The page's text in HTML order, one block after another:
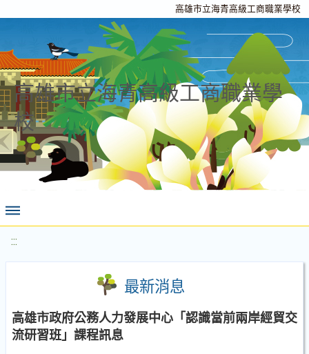
高雄市立海青高級工商職業學校
高雄市立海青高級工商職業學
校
:::
最新消息
高雄市政府公務人力發展中心「認識當前兩岸經貿交
流研習班」課程訊息